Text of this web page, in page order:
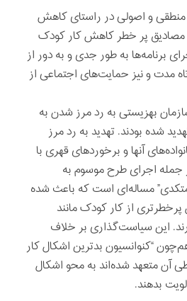
منطقی و اصولی در راستای کاهش
مصادیق پر خطر کاهش کار کودک
برنامه‌ها به طور جدی و به دور از
مدت و نیز حمایت‌های اجتماعی از
بهزیستی به رد مرز شدن به
شده ‌بودند. تهدید به رد مرز
آنها و برخوردهای قهری با
جمله اجرای طرح موسوم به
مساله‌ای است که باعث شده
از کار کودک مانند
این سیاست‌گذاری بر خلاف
“کنوانسیون بدترین اشکال کار
آن متعهد شده‌اند به محو اشکال
بدهند.